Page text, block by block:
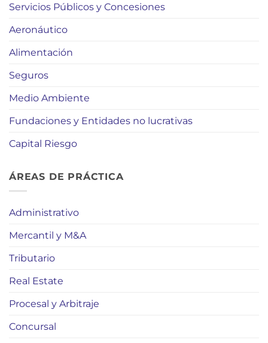
Servicios Públicos y Concesiones
Aeronáutico
Alimentación
Seguros
Medio Ambiente
Fundaciones y Entidades no lucrativas
Capital Riesgo
ÁREAS DE PRÁCTICA
Administrativo
Mercantil y M&A
Tributario
Real Estate
Procesal y Arbitraje
Concursal